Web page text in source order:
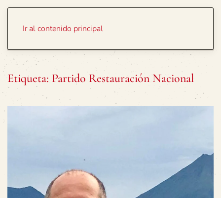
Ir al contenido principal
Etiqueta: Partido Restauración Nacional